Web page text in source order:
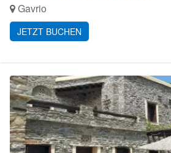
Gavrio
JETZT BUCHEN